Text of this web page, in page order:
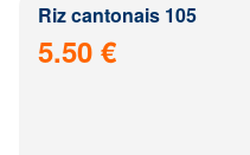
Riz cantonais 105
5.50 €